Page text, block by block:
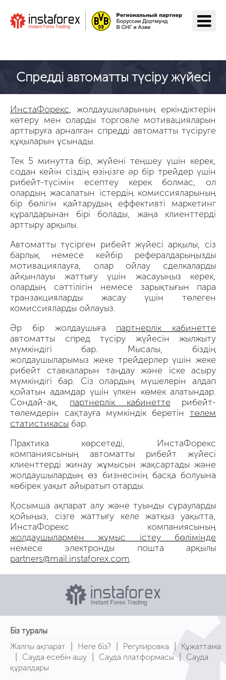
Спредді автоматты түсіру жүйесі
ИнстаФорекс, жолдаушыларының еркіндіктерін
көтеру мен оларды торговле мотивацияларын
арттыруға арналған спредді автоматты түсіруге
құқыларын ұсынады.
Тек 5 минутта бір, жүйені теңшеу үшін керек,
содан кейін сіздің өзіңізге әр бір трейдер үшін
рибейт-түсімін есептеу керек болмас, ол
олардың жасалатын істердің комиссияларының
бір бөлігін қайтарудың еффективті маркетинг
құралдарынан бірі болады, жаңа клиенттерді
арттыру арқылы.
Автоматты түсірген рибейт жүйесі арқылы, сіз
барлық немесе кейбір рефералдарыңызды
мотивациялауға, олар ойлау сделкаларды
айқынлауы жаттығу үшін жасауыңыз керек,
олардың сәттілігін немесе зарықтығын пара
транзакцияларды жасау үшін төлеген
комиссияларды ойлауыз.
Әр бір жолдаушыға партнерлік кабинетте
автоматты спред түсіру жүйесін жылжыту
мүмкіндігі бар. Мысалы, біздің
жолдаушыларымыз жеке трейдерлер үшін жеке
рибейт ставкаларын таңдау және іске асыру
мүмкіндігі бар. Сіз олардың мүшелерін алдап
қойатын адамдар үшін үлкен көмек алатындар.
Сондай-ақ, партнерлік кабинетте рибейт-
төлемдерін сақтауға мүмкіндік беретін төлем
статистикасы бар.
Практика көрсетеді, ИнстаФорекс
компаниясының автоматты рибейт жүйесі
клиенттерді жинау жұмысын жақсартады және
жолдаушылардың өз бизнесінің басқа болуына
көбірек уақыт айыратып отарды.
Қосымша ақпарат алу және туынды сұрауларды
қойыңыз, сізге жаттығу келе жатқыз уақытта,
ИнстаФорекс компаниясының
жолдаушылармен жұмыс істеу бөлімінде
немесе электронды пошта арқылы
partners@mail.instaforex.com.
Біз туралы
Жалпы ақпарат
| Неге біз? | Регулировка | Құжаттама
| Сауда есебін ашу | Сауда платформасы |
Сауда
құралдары